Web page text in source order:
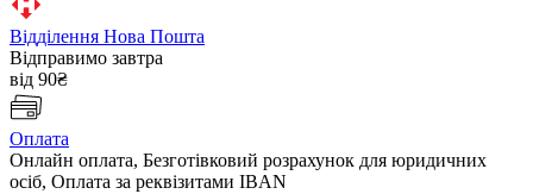
Відділення Нова Пошта
Відправимо завтра
від 90₴
Оплата
Онлайн оплата, Безготівковий розрахунок для юридичних
осіб, Оплата за реквізитами IBAN